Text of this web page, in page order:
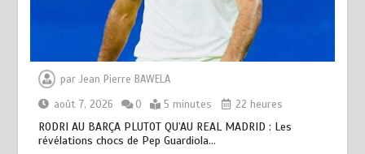
parJean Pierre BAWELA
août 7, 2026
0 5 minutes 22 heures
RODRI AU BARÇA PLUTOT QU’AU REAL MADRID : Les
révélations chocs de Pep Guardiola…